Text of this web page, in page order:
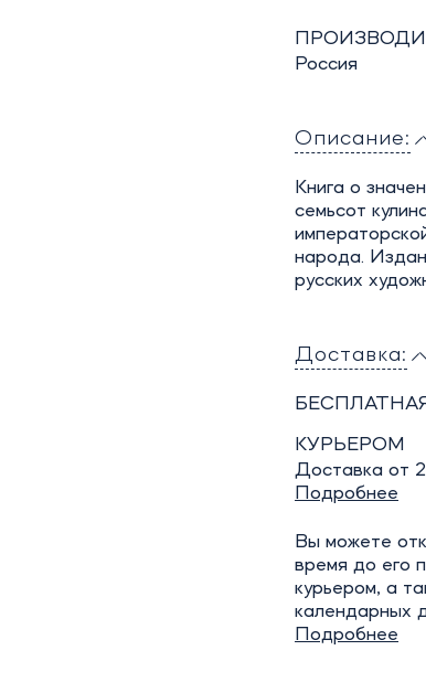
Россия
Описание:
Книга о
семьсот
народа.
русских
Доставка:
КУРЬЕРОМ
Доставка от
Подробнее
Вы можете
время до его
курьером, а
календарных
Подробнее